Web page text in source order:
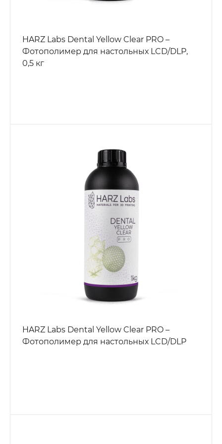
HARZ Labs Dental Yellow Clear PRO –
Фотополимер для настольных LCD/DLP,
0,5 кг
HARZ Labs Dental Yellow Clear PRO –
Фотополимер для настольных LCD/DLP